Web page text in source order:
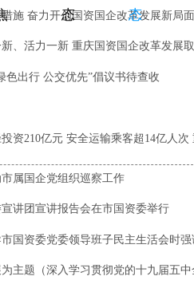
态 态
施 奋力开创国资国企改革发展新局面
、活力一新 重庆国资国企改革发展
色出行 公交优先”倡议书待查收
属国企党组织巡察工作
讲团宣讲报告会在市国资委举行
主题（深入学习贯彻党的十九届五中